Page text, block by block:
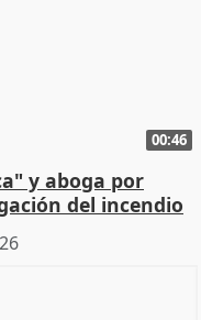
00:46
y aboga por
del incendio